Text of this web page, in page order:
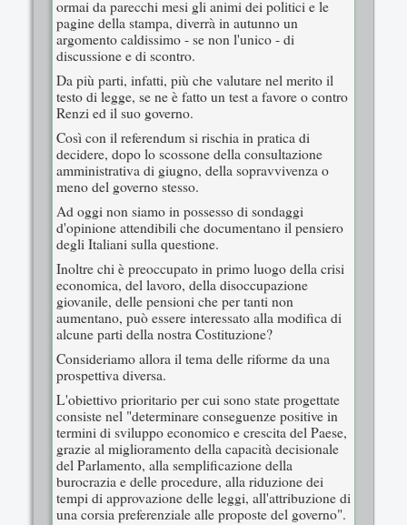
ormai da parecchi mesi gli animi dei politici e le
pagine della stampa, diverrà in autunno un
argomento caldissimo - se non l'unico - di
discussione e di scontro.
Da più parti, infatti, più che valutare nel merito il
testo di legge, se ne è fatto un test a favore o contro
Renzi ed il suo governo.
Così con il referendum si rischia in pratica di
decidere, dopo lo scossone della consultazione
amministrativa di giugno, della sopravvivenza o
meno del governo stesso.
Ad oggi non siamo in possesso di sondaggi
d'opinione attendibili che documentano il pensiero
degli Italiani sulla questione.
Inoltre chi è preoccupato in primo luogo della crisi
economica, del lavoro, della disoccupazione
giovanile, delle pensioni che per tanti non
aumentano, può essere interessato alla modifica di
alcune parti della nostra Costituzione?
Consideriamo allora il tema delle riforme da una
prospettiva diversa.
L'obiettivo prioritario per cui sono state progettate
consiste nel "determinare conseguenze positive in
termini di sviluppo economico e crescita del Paese,
grazie al miglioramento della capacità decisionale
del Parlamento, alla semplificazione della
burocrazia e delle procedure, alla riduzione dei
tempi di approvazione delle leggi, all'attribuzione di
una corsia preferenziale alle proposte del governo".